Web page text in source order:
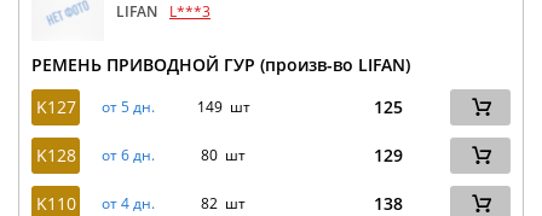
LIFAN L***3
РЕМЕНЬ ПРИВОДНОЙ ГУР (произв-во LIFAN)
K127
от 5 дн. 149 шт 125
K128 от 6 дн. 80 шт 129
K110 от 4 дн. 82 шт 138